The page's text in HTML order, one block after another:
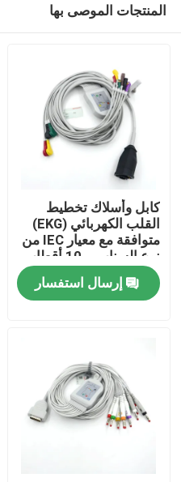
المنتجات
حول بنا
المنتجات الموصى بها
كابل وأسلاك تخطيط
القلب الكهربائي (EKG)
متوافقة مع معيار IEC من
نوع السناب بـ 10 أقطاب
من زول
إرسال استفسار